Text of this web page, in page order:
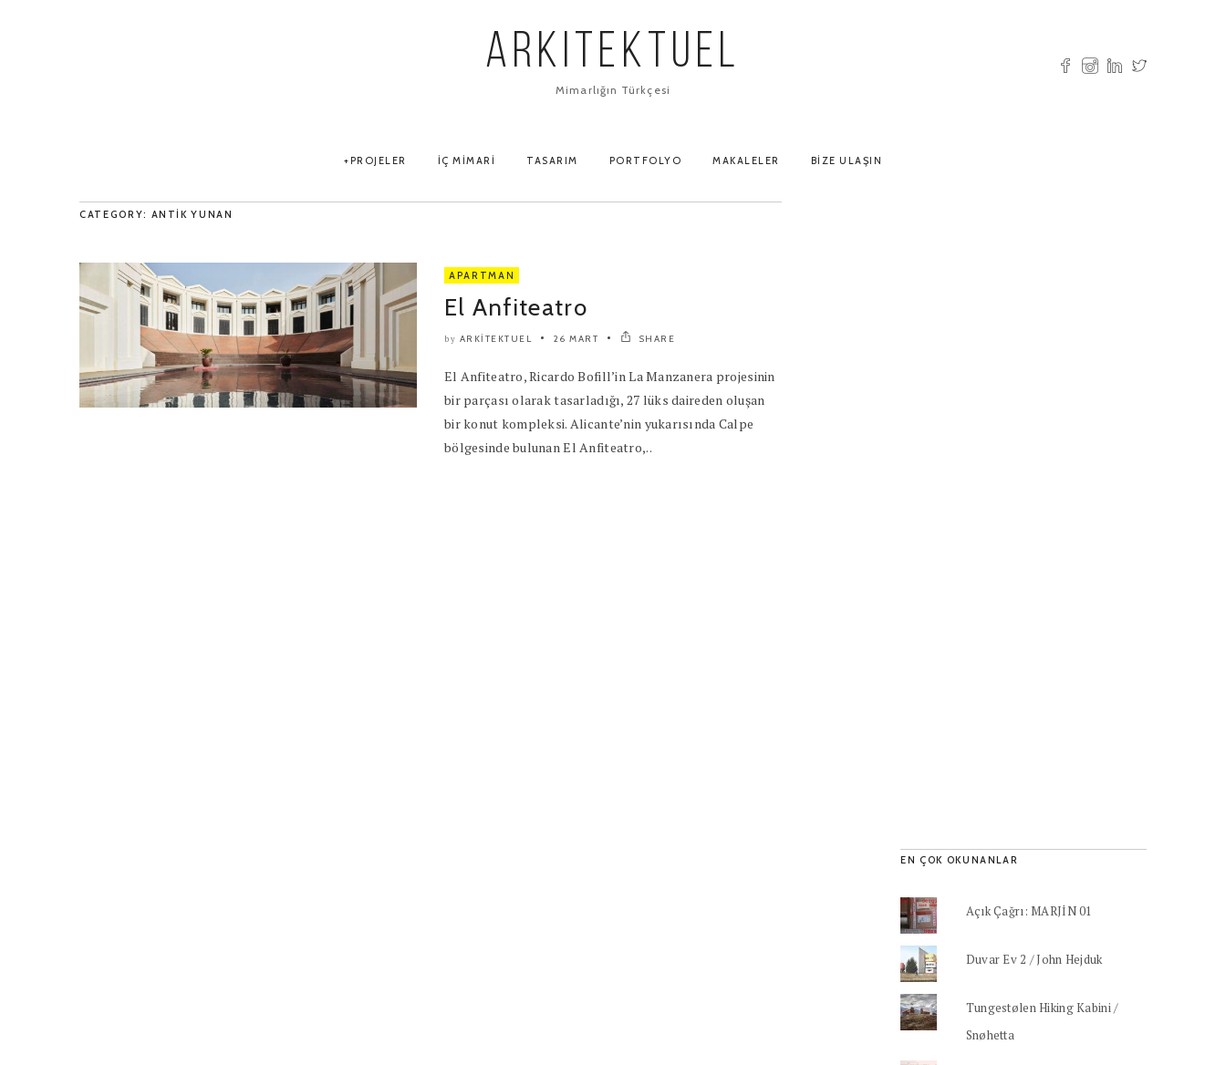
ARKITEKTUEL
Mimarlığın Türkçesi
PROJELER İÇ MIMARI TASARIM PORTFOLYO MAKALELER BIZE ULAŞIN
CATEGORY: ANTIK YUNAN
APARTMAN
El Anfiteatro
by ARKITEKTUEL 26 MART SHARE
El Anfiteatro, Ricardo Bofill’in La Manzanera projesinin
bir parçası olarak tasarladığı, 27 lüks daireden oluşan
bir konut kompleksi. Alicante’nin yukarısında Calpe
bölgesinde bulunan El Anfiteatro,..
EN ÇOK OKUNANLAR
Açık Çağrı: MARJİN 01
Duvar Ev 2 / John Hejduk
Tungestølen Hiking Kabini /
Snøhetta